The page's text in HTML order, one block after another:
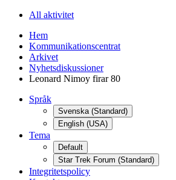
All aktivitet
Hem
Kommunikationscentrat
Arkivet
Nyhetsdiskussioner
Leonard Nimoy firar 80
Språk
Svenska (Standard)
English (USA)
Tema
Default
Star Trek Forum (Standard)
Integritetspolicy